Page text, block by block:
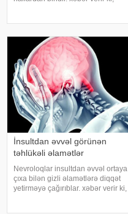
sağlamlıq problemlərinin əlamət
İnsultdan əvvəl görünən
təhlükəli əlamətlər
Nevroloqlar insultdan əvvəl ortaya
çıxa bilən gizli əlamətlərə diqqət
yetirməyə çağırıblar. xəbər verir ki,